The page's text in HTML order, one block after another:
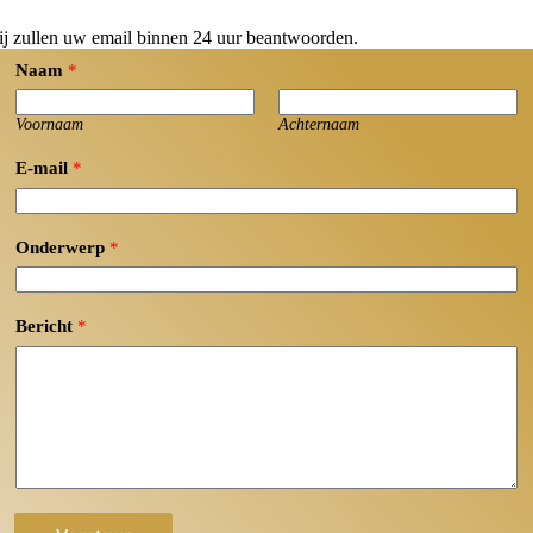
zullen uw email binnen 24 uur beantwoorden.
Naam *
Voornaam Achternaam
E-mail *
Onderwerp *
Bericht *